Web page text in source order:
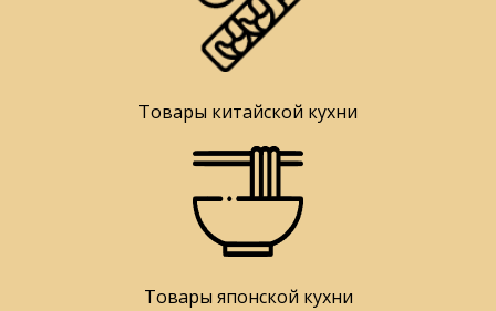
Товары китайской кухни
Товары японской кухни